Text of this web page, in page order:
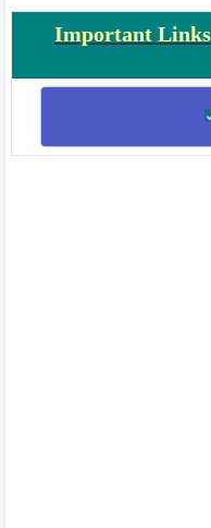
Important